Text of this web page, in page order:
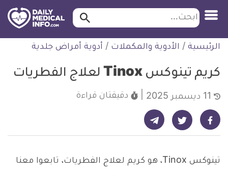
التخطي
للمحتوى
طبية
ابحث ابحث…
الرئيسية / الأدوية والمكملات / أدوية أمراض جلدية
كريم تينوكس Tinox لعلاج الفطريات
دقيقتان قراءة
شارك على فيسبوك - ديلي ميديكال انفو شارك على تويتر - ديلي ميديكال انفو شارك على تيليجرام - ديلي ميديكال انفو
تينوكس Tinox، هو كريم لعلاج الفطريات، تابعوا معنا